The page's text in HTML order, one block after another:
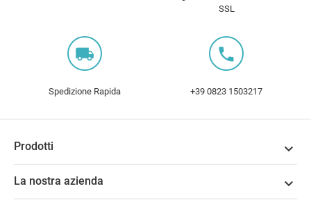
SSL
local_shipping
Spedizione Rapida
local_phone
+39 0823 1503217
Prodotti 
La nostra azienda 